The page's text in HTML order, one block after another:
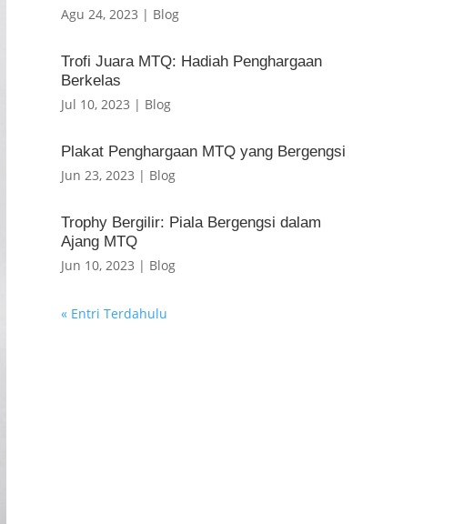
Agu 24, 2023 | Blog
Trofi Juara MTQ: Hadiah Penghargaan
Berkelas
Jul 10, 2023 | Blog
Plakat Penghargaan MTQ yang Bergengsi
Jun 23, 2023 | Blog
Trophy Bergilir: Piala Bergengsi dalam
Ajang MTQ
Jun 10, 2023 | Blog
« Entri Terdahulu